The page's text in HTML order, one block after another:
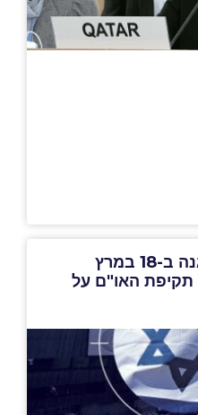
מספיק זה מספיק: הפגנה ב-18 במרץ
האו"ם על